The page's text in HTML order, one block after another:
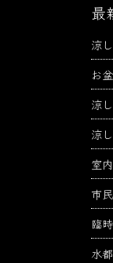
ー
イ
ブ
最
涼
お
涼
涼
室
市
臨
水